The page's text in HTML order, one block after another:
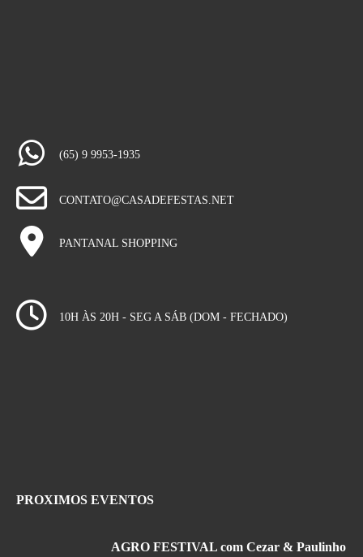
(65) 9 9953-1935
CONTATO@CASADEFESTAS.NET
PANTANAL SHOPPING
10H ÀS 20H - SEG A SÁB (DOM - FECHADO)
PROXIMOS EVENTOS
AGRO FESTIVAL com Cezar & Paulinho